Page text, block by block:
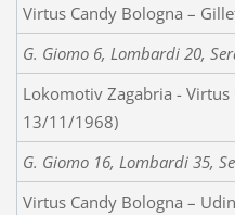
Virtus Candy Bologna –
G. Giomo 6, Lombardi 20,
Lokomotiv Zagabria - Virtus
13/11/1968)
G. Giomo 16, Lombardi 35,
Virtus Candy Bologna –